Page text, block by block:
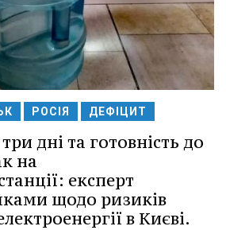
РОСІЯ ДЕФІЦИТ
дні та готовність до
на
експерт
щодо ризиків
в Києві.